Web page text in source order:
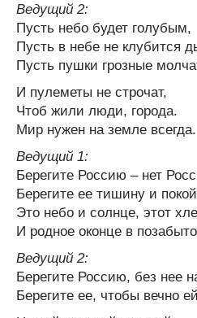
Ведущий 2:
Пусть небо будет голубым,
Пусть в небе не клубится
Пусть пушки грозные
И пулеметы не строчат,
Чтоб жили люди, города.
Мир нужен на земле всегда.
Ведущий 1:
Берегите Россию – нет
Берегите ее тишину и
Это небо и солнце, этот
И родное оконце в
Ведущий 2:
Берегите Россию, без нее
Берегите ее, чтобы вечно